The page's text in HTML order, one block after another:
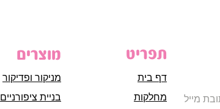
מוצרים
מניקור ופדיקור
בניית ציפורניים
תפריט
דף בית
מחלקות